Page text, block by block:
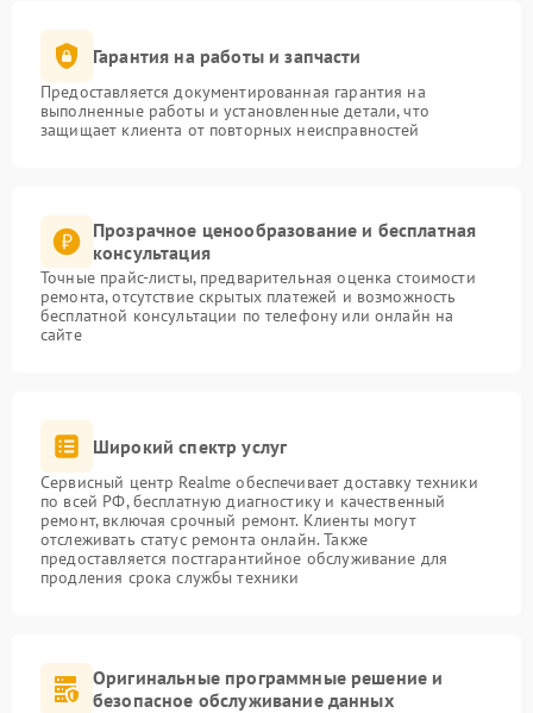
Гарантия на работы и запчасти
Предоставляется документированная гарантия на
выполненные работы и установленные детали, что
защищает клиента от повторных неисправностей
Прозрачное ценообразование и бесплатная
консультация
Точные прайс-листы, предварительная оценка стоимости
ремонта, отсутствие скрытых платежей и возможность
бесплатной консультации по телефону или онлайн на
сайте
Широкий спектр услуг
Сервисный центр Realme обеспечивает доставку техники
по всей РФ, бесплатную диагностику и качественный
ремонт, включая срочный ремонт. Клиенты могут
отслеживать статус ремонта онлайн. Также
предоставляется постгарантийное обслуживание для
продления срока службы техники
Оригинальные программные решение и
безопасное обслуживание данных